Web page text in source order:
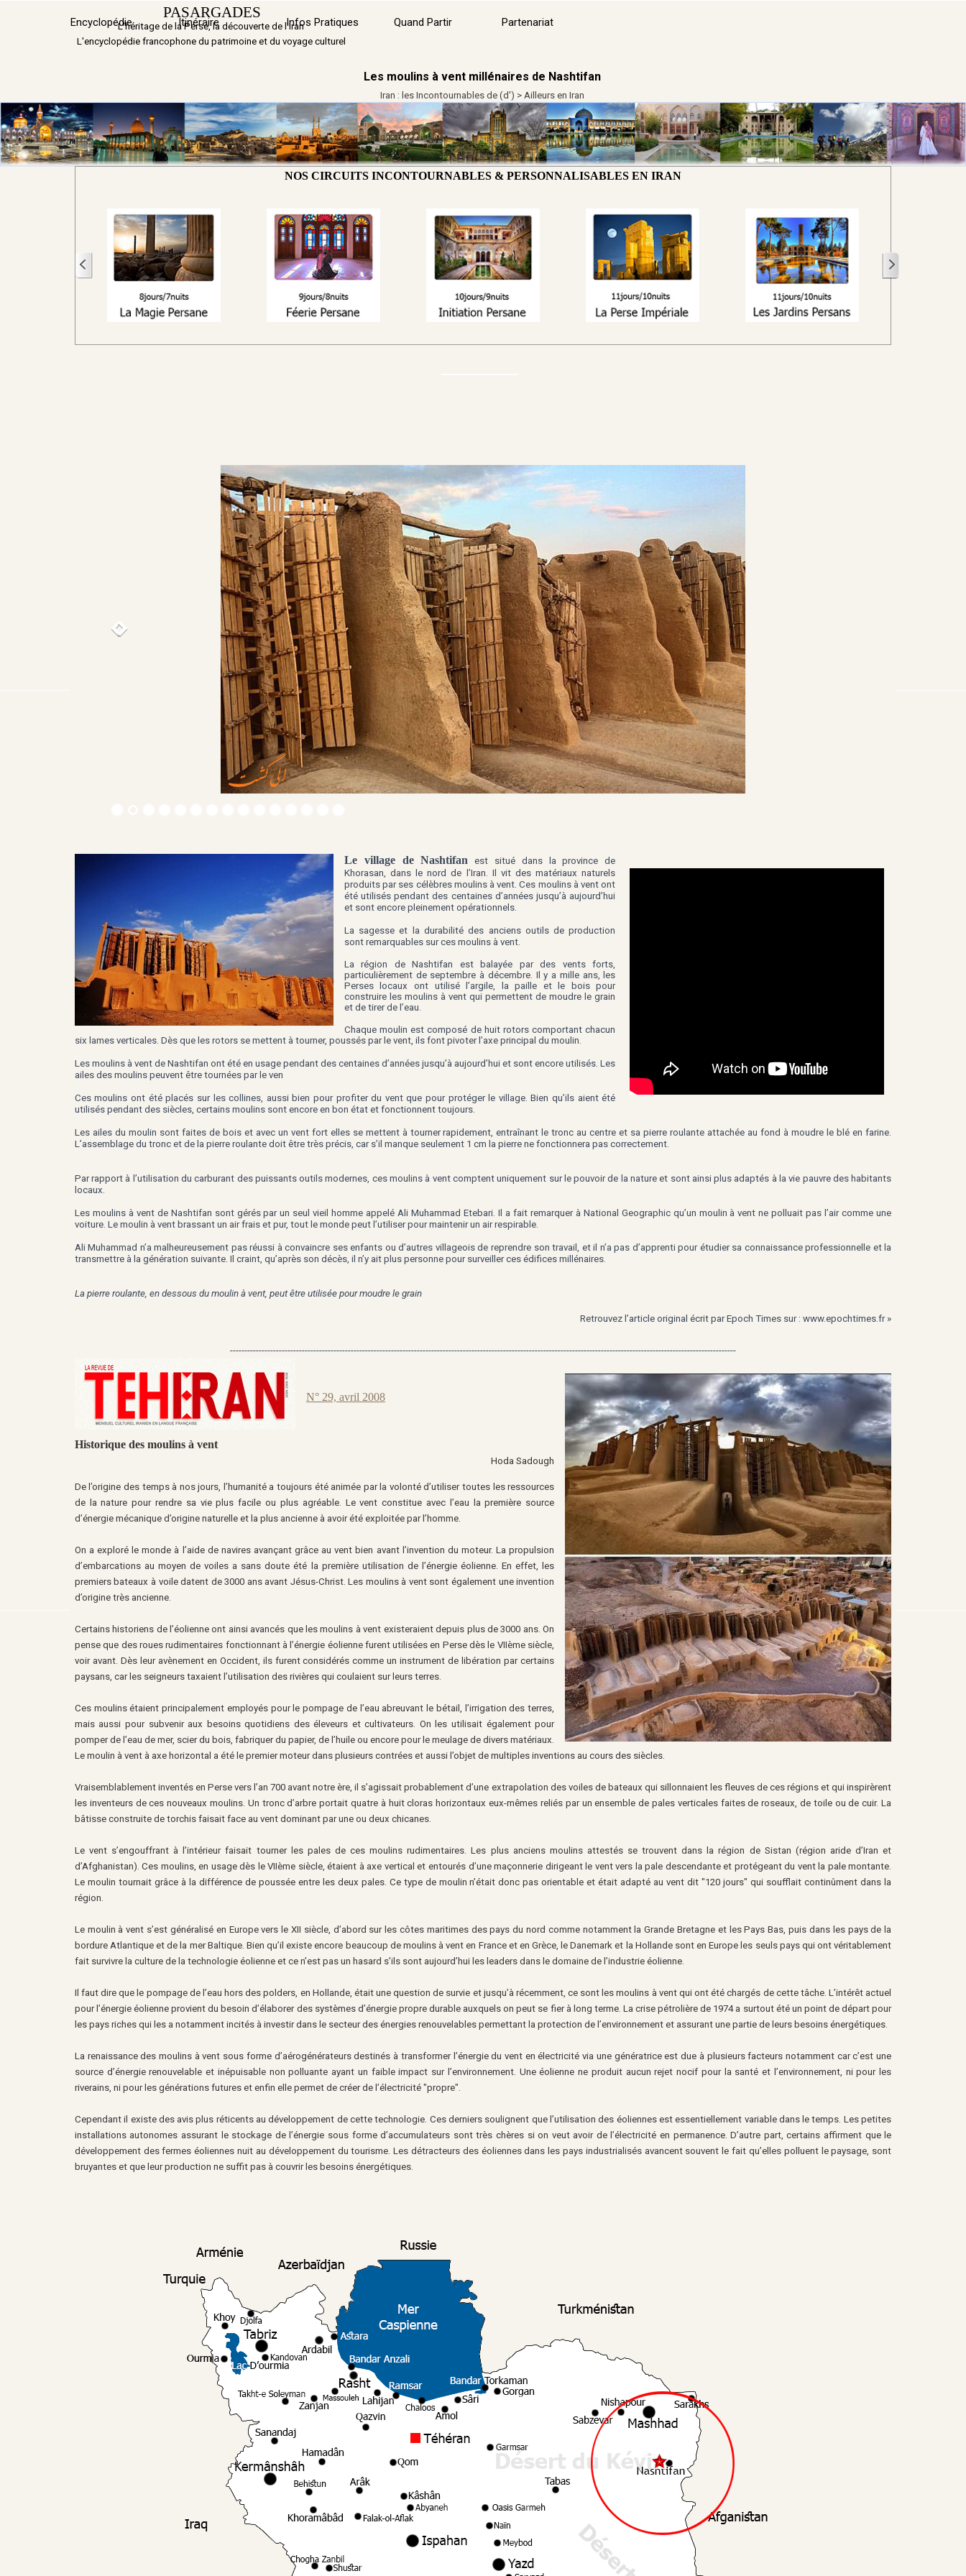
PASARGADES Sauter le menu
Encyclopédie Itinéraire ▼
Infos Pratiques Quand Partir Partenariat
L'héritage de la Perse, la découverte de l'Iran
L'encyclopédie francophone du patrimoine et du voyage culturel
Les moulins à vent millénaires de Nashtifan
Iran : les Incontournables de (d') > Ailleurs en Iran
NOS CIRCUITS INCONTOURNABLES & PERSONNALISABLES EN IRAN
Le village de Nashtifan est situé dans la province de
Khorasan, dans le nord de l’Iran. Il vit des matériaux naturels
produits par ses célèbres moulins à vent. Ces moulins à vent ont
été utilisés pendant des centaines d’années jusqu’à aujourd’hui
et sont encore pleinement opérationnels.
La sagesse et la durabilité des anciens outils de production
sont remarquables sur ces moulins à vent.
La région de Nashtifan est balayée par des vents forts,
particulièrement de septembre à décembre. Il y a mille ans, les
Perses locaux ont utilisé l’argile, la paille et le bois pour
construire les moulins à vent qui permettent de moudre le grain
et de tirer de l’eau.
Chaque moulin est composé de huit rotors comportant chacun
six lames verticales. Dès que les rotors se mettent à tourner, poussés par le vent, ils font pivoter l’axe principal du moulin.
Les moulins à vent de Nashtifan ont été en usage pendant des centaines d’années jusqu’à aujourd’hui et sont encore utilisés. Les
ailes des moulins peuvent être tournées par le ven
Ces moulins ont été placés sur les collines, aussi bien pour profiter du vent que pour protéger le village. Bien qu’ils aient été
utilisés pendant des siècles, certains moulins sont encore en bon état et fonctionnent toujours.
Les ailes du moulin sont faites de bois et avec un vent fort elles se mettent à tourner rapidement, entraînant le tronc au centre et sa pierre roulante attachée au fond à moudre le blé en farine.
L’assemblage du tronc et de la pierre roulante doit être très précis, car s’il manque seulement 1 cm la pierre ne fonctionnera pas correctement.
Par rapport à l’utilisation du carburant des puissants outils modernes, ces moulins à vent comptent uniquement sur le pouvoir de la nature et sont ainsi plus adaptés à la vie pauvre des habitants
locaux.
Les moulins à vent de Nashtifan sont gérés par un seul vieil homme appelé Ali Muhammad Etebari. Il a fait remarquer à National Geographic qu’un moulin à vent ne polluait pas l’air comme une
voiture. Le moulin à vent brassant un air frais et pur, tout le monde peut l’utiliser pour maintenir un air respirable.
Ali Muhammad n’a malheureusement pas réussi à convaincre ses enfants ou d’autres villageois de reprendre son travail, et il n’a pas d’apprenti pour étudier sa connaissance professionnelle et la
transmettre à la génération suivante. Il craint, qu’après son décès, il n’y ait plus personne pour surveiller ces édifices millénaires.
La pierre roulante, en dessous du moulin à vent, peut être utilisée pour moudre le grain
Retrouvez l’article original écrit par Epoch Times sur : www.epochtimes.fr »
--------------------------------------------------------------------------------------------------------------------------------------------------------------------------------
N° 29, avril 2008
Historique des moulins à vent
Hoda Sadough
De l’origine des temps à nos jours, l’humanité a toujours été animée par la volonté d’utiliser toutes les ressources
de la nature pour rendre sa vie plus facile ou plus agréable. Le vent constitue avec l’eau la première source
d’énergie mécanique d’origine naturelle et la plus ancienne à avoir été exploitée par l’homme.
On a exploré le monde à l’aide de navires avançant grâce au vent bien avant l’invention du moteur. La propulsion
d’embarcations au moyen de voiles a sans doute été la première utilisation de l’énergie éolienne. En effet, les
premiers bateaux à voile datent de 3000 ans avant Jésus-Christ. Les moulins à vent sont également une invention
d’origine très ancienne.
Certains historiens de l’éolienne ont ainsi avancés que les moulins à vent existeraient depuis plus de 3000 ans. On
pense que des roues rudimentaires fonctionnant à l’énergie éolienne furent utilisées en Perse dès le VIIème siècle,
voir avant. Dès leur avènement en Occident, ils furent considérés comme un instrument de libération par certains
paysans, car les seigneurs taxaient l’utilisation des rivières qui coulaient sur leurs terres.
Ces moulins étaient principalement employés pour le pompage de l’eau abreuvant le bétail, l’irrigation des terres,
mais aussi pour subvenir aux besoins quotidiens des éleveurs et cultivateurs. On les utilisait également pour
pomper de l’eau de mer, scier du bois, fabriquer du papier, de l’huile ou encore pour le meulage de divers matériaux.
Le moulin à vent à axe horizontal a été le premier moteur dans plusieurs contrées et aussi l’objet de multiples inventions au cours des siècles.
Vraisemblablement inventés en Perse vers l’an 700 avant notre ère, il s’agissait probablement d’une extrapolation des voiles de bateaux qui sillonnaient les fleuves de ces régions et qui inspirèrent
les inventeurs de ces nouveaux moulins. Un tronc d’arbre portait quatre à huit cloras horizontaux eux-mêmes reliés par un ensemble de pales verticales faites de roseaux, de toile ou de cuir. La
bâtisse construite de torchis faisait face au vent dominant par une ou deux chicanes.
Le vent s’engouffrant à l’intérieur faisait tourner les pales de ces moulins rudimentaires. Les plus anciens moulins attestés se trouvent dans la région de Sistan (région aride d’Iran et
d’Afghanistan). Ces moulins, en usage dès le VIIème siècle, étaient à axe vertical et entourés d’une maçonnerie dirigeant le vent vers la pale descendante et protégeant du vent la pale montante.
Le moulin tournait grâce à la différence de poussée entre les deux pales. Ce type de moulin n’était donc pas orientable et était adapté au vent dit "120 jours" qui soufflait continûment dans la
région.
Le moulin à vent s’est généralisé en Europe vers le XII siècle, d’abord sur les côtes maritimes des pays du nord comme notamment la Grande Bretagne et les Pays Bas, puis dans les pays de la
bordure Atlantique et de la mer Baltique. Bien qu’il existe encore beaucoup de moulins à vent en France et en Grèce, le Danemark et la Hollande sont en Europe les seuls pays qui ont véritablement
fait survivre la culture de la technologie éolienne et ce n’est pas un hasard s’ils sont aujourd’hui les leaders dans le domaine de l’industrie éolienne.
Il faut dire que le pompage de l’eau hors des polders, en Hollande, était une question de survie et jusqu’à récemment, ce sont les moulins à vent qui ont été chargés de cette tâche. L’intérêt actuel
pour l’énergie éolienne provient du besoin d’élaborer des systèmes d’énergie propre durable auxquels on peut se fier à long terme. La crise pétrolière de 1974 a surtout été un point de départ pour
les pays riches qui les a notamment incités à investir dans le secteur des énergies renouvelables permettant la protection de l’environnement et assurant une partie de leurs besoins énergétiques.
La renaissance des moulins à vent sous forme d’aérogénérateurs destinés à transformer l’énergie du vent en électricité via une génératrice est due à plusieurs facteurs notamment car c’est une
source d’énergie renouvelable et inépuisable non polluante ayant un faible impact sur l’environnement. Une éolienne ne produit aucun rejet nocif pour la santé et l’environnement, ni pour les
riverains, ni pour les générations futures et enfin elle permet de créer de l’électricité "propre".
Cependant il existe des avis plus réticents au développement de cette technologie. Ces derniers soulignent que l’utilisation des éoliennes est essentiellement variable dans le temps. Les petites
installations autonomes assurant le stockage de l’énergie sous forme d’accumulateurs sont très chères si on veut avoir de l’électricité en permanence. D’autre part, certains affirment que le
développement des fermes éoliennes nuit au développement du tourisme. Les détracteurs des éoliennes dans les pays industrialisés avancent souvent le fait qu’elles polluent le paysage, sont
bruyantes et que leur production ne suffit pas à couvrir les besoins énergétiques.